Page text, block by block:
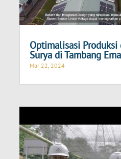
Optimalisasi Produksi
Surya di Tambang
Mar 22, 2024